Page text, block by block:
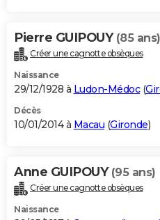
Pierre GUIPOUY (85 ans)
Créer une cagnotte obsèques
Naissance
29/12/1928 à Ludon-Médoc(
Décès
10/01/2014 à Macau (Gironde)
Anne GUIPOUY (95 ans)
Créer une cagnotte obsèques
Naissance